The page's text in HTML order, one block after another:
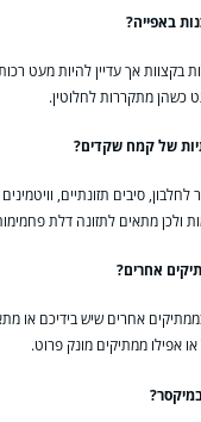
באפייה?
בקצוות אך עדיין להיות מעט
כשהן מתקררות לחלוטין.
של קמח שקדים?
סיבים תזונתיים, וויטמינים
אחרים?
אחרים שיש בידיכם או
אפילו ממתיקים מונק פרוט.